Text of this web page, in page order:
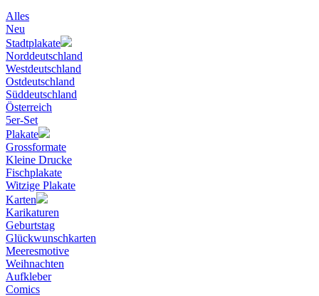
Alles
Neu
Stadtplakate
Norddeutschland
Westdeutschland
Ostdeutschland
Süddeutschland
Österreich
5er-Set
Plakate
Grossformate
Kleine Drucke
Fischplakate
Witzige Plakate
Karten
Karikaturen
Geburtstag
Glückwunschkarten
Meeresmotive
Weihnachten
Aufkleber
Comics